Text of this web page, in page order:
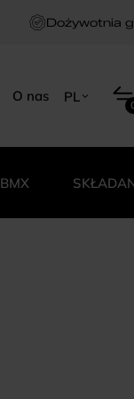
Dożywotnia
O nas
PL
BMX